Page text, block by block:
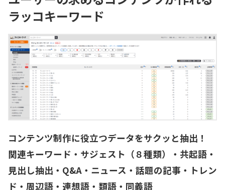
ラッコキーワード
コンテンツ制作に役立つデータをサクッと抽出！
関連キーワード・サジェスト（８種類）・共起語・
見出し抽出・Q&A・ニュース・話題の記事・トレン
ド・周辺語・連想語・類語・同義語